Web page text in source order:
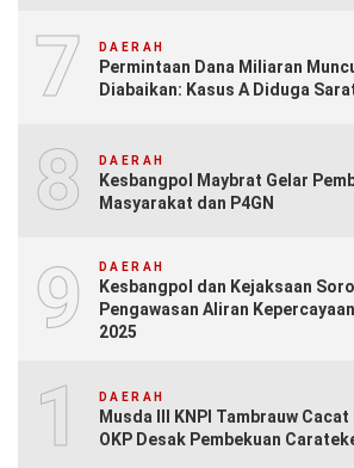
7 DAERAH
Permintaan Dana Miliaran
Diabaikan: Kasus A Diduga
8 DAERAH
Kesbangpol Maybrat Gelar
Masyarakat dan P4GN
9 DAERAH
Kesbangpol dan Kejaksaan
Pengawasan Aliran
2025
10DAERAH
Musda III KNPI Tambrauw
OKP Desak Pembekuan